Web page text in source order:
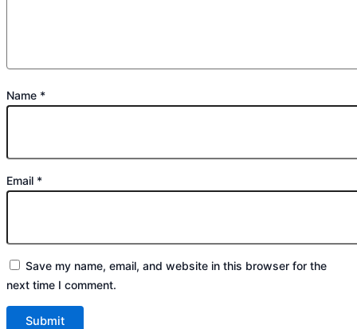
Name *
Email *
Save my name, email, and website in this browser for the
next time I comment.